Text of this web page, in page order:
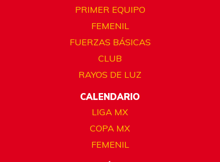
PRIMER EQUIPO
FEMENIL
FUERZAS BÁSICAS
CLUB
RAYOS DE LUZ
CALENDARIO
LIGA MX
COPA MX
FEMENIL